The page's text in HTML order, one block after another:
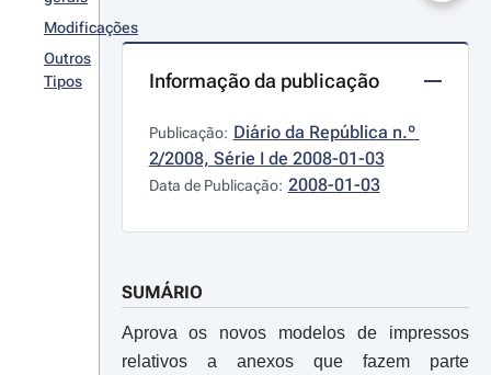
Modificações
Outros
Tipos
Informação da publicação
Publicação: Diário da República n.º
2/2008, Série I de 2008-01-03
Data de Publicação: 2008-01-03
SUMÁRIO
Aprova os novos modelos de impressos
relativos a anexos que fazem parte